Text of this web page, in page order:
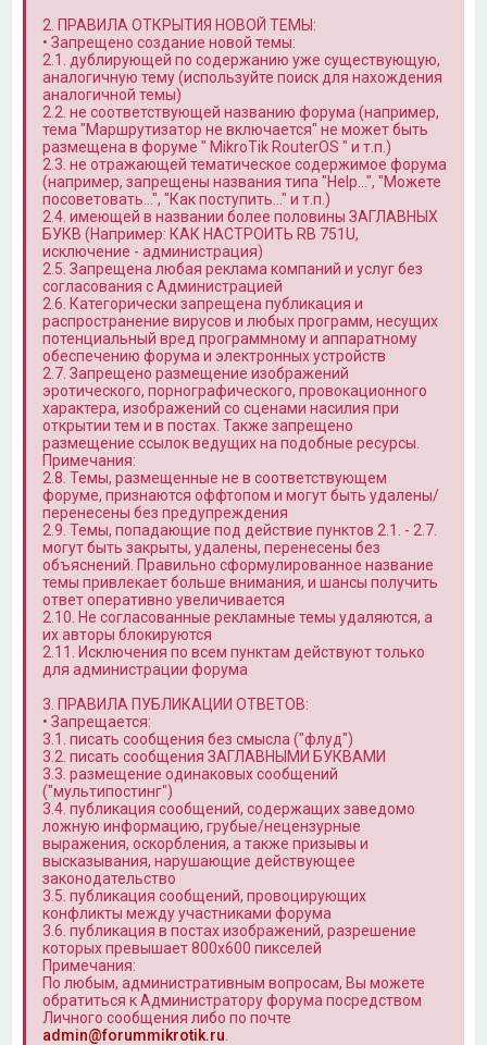
2. ПРАВИЛА ОТКРЫТИЯ НОВОЙ ТЕМЫ:
• Запрещено создание новой темы:
2.1. дублирующей по содержанию уже существующую,
аналогичную тему (используйте поиск для нахождения
аналогичной темы)
2.2. не соответствующей названию форума (например,
тема "Маршрутизатор не включается" не может быть
размещена в форуме " MikroTik RouterOS " и т.п.)
2.3. не отражающей тематическое содержимое форума
(например, запрещены названия типа "Help…", "Можете
посоветовать…", "Как поступить…" и т.п.)
2.4. имеющей в названии более половины ЗАГЛАВНЫХ
БУКВ (Например: КАК НАСТРОИТЬ RB 751U,
исключение - администрация)
2.5. Запрещена любая реклама компаний и услуг без
согласования с Администрацией
2.6. Категорически запрещена публикация и
распространение вирусов и любых программ, несущих
потенциальный вред программному и аппаратному
обеспечению форума и электронных устройств
2.7. Запрещено размещение изображений
эротического, порнографического, провокационного
характера, изображений со сценами насилия при
открытии тем и в постах. Также запрещено
размещение ссылок ведущих на подобные ресурсы.
Примечания:
2.8. Темы, размещенные не в соответствующем
форуме, признаются оффтопом и могут быть удалены/
перенесены без предупреждения
2.9. Темы, попадающие под действие пунктов 2.1. - 2.7.
могут быть закрыты, удалены, перенесены без
объяснений. Правильно сформулированное название
темы привлекает больше внимания, и шансы получить
ответ оперативно увеличивается
2.10. Не согласованные рекламные темы удаляются, а
их авторы блокируются
2.11. Исключения по всем пунктам действуют только
для администрации форума
3. ПРАВИЛА ПУБЛИКАЦИИ ОТВЕТОВ:
• Запрещается:
3.1. писать сообщения без смысла ("флуд")
3.2. писать сообщения ЗАГЛАВНЫМИ БУКВАМИ
3.3. размещение одинаковых сообщений
("мультипостинг")
3.4. публикация сообщений, содержащих заведомо
ложную информацию, грубые/нецензурные
выражения, оскорбления, а также призывы и
высказывания, нарушающие действующее
законодательство
3.5. публикация сообщений, провоцирующих
конфликты между участниками форума
3.6. публикация в постах изображений, разрешение
которых превышает 800x600 пикселей
Примечания:
По любым, административным вопросам, Вы можете
обратиться к Администратору форума посредством
Личного сообщения либо по почте
admin@forummikrotik.ru